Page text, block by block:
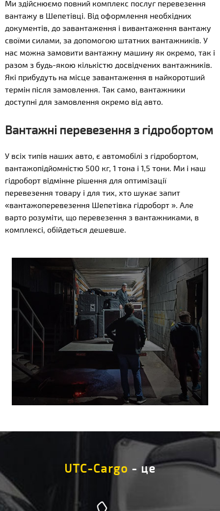
Ми здійснюємо повний комплекс послуг перевезення
вантажу в Шепетівці. Від оформлення необхідних
документів, до завантаження і вивантаження вантажу
своїми силами, за допомогою штатних вантажників. У
нас можна замовити вантажну машину як окремо, так і
разом з будь-якою кількістю досвідчених вантажників.
Які прибудуть на місце завантаження в найкоротший
термін після замовлення. Так само, вантажники
доступні для замовлення окремо від авто.
Вантажні перевезення з гідробортом
У всіх типів наших авто, є автомобілі з гідробортом,
вантажопідйомністю 500 кг, 1 тона і 1,5 тони. Ми і наш
гідроборт відмінне рішення для оптимізації
перевезення товару і для тих, хто шукає запит
«вантажоперевезення Шепетівка гідроборт ». Але
варто розуміти, що перевезення з вантажниками, в
комплексі, обійдеться дешевше.
UTC-Cargo - це